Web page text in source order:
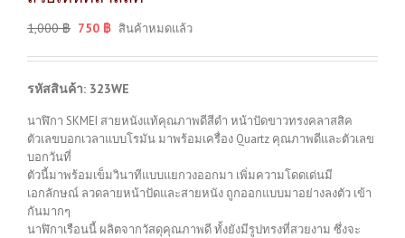
1,000฿ 750 ฿ สินค้าหมดแล้ว
รหัสสินค้า: 323WE
นาฬิกา SKMEI สายหนังแท้คุณภาพดีสีดำ หน้าปัดขาวทรงคลาสสิค
ตัวเลขบอกเวลาแบบโรมัน มาพร้อมเครื่อง Quartz คุณภาพดีและตัวเลข
บอกวันที่
ตัวนี้มาพร้อมเข็มวินาทีแบบแยกวงออกมา เพิ่มความโดดเด่นมี
เอกลักษณ์ ลวดลายหน้าปัดและสายหนัง ถูกออกแบบมาอย่างลงตัว เข้า
กันมากๆ
นาฬิกาเรือนนี้ ผลิตจากวัสดุคุณภาพดี ทั้งยังมีรูปทรงที่สวยงาม ซึ่งจะ